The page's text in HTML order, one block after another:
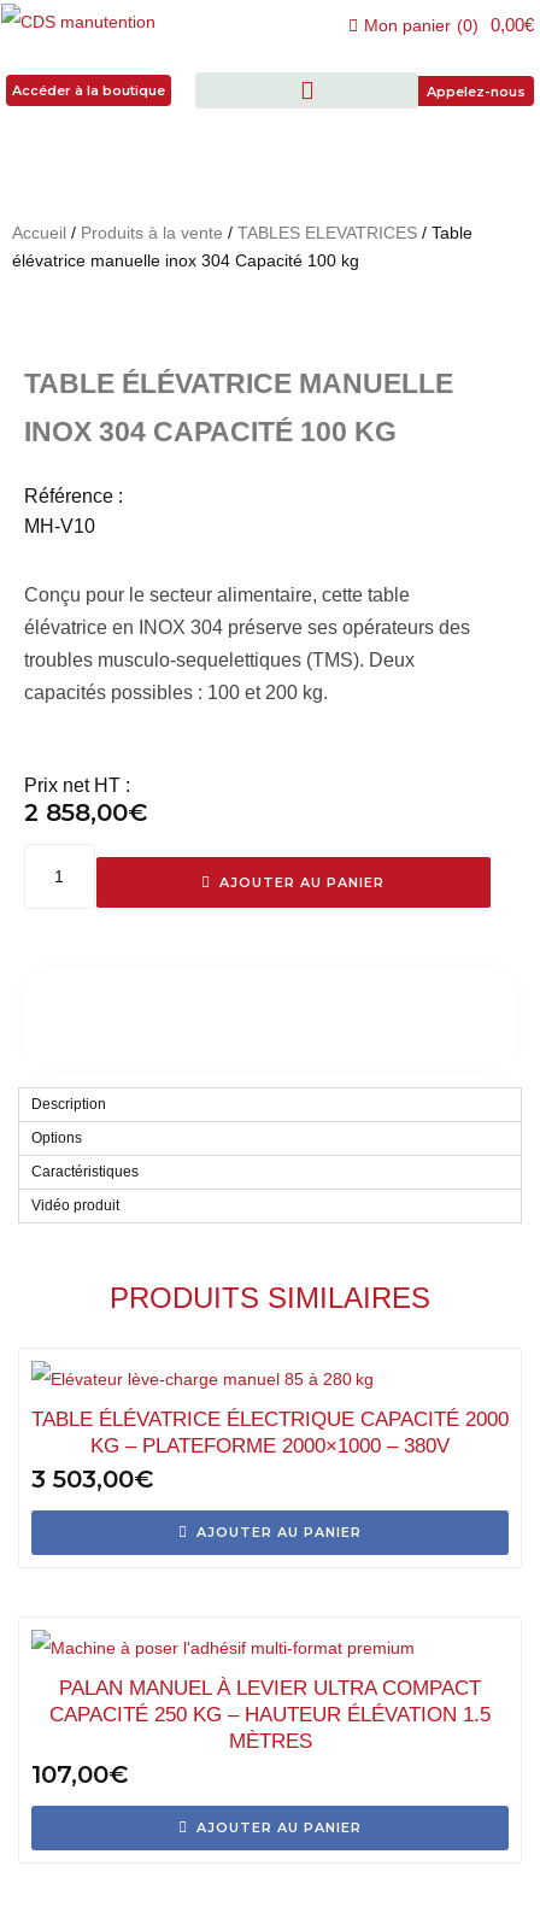
Accéder à la boutique
Mon panier (0) 0,00€
Appelez-nous
Accueil / Produits à la vente / TABLES ELEVATRICES / Table
élévatrice manuelle inox 304 Capacité 100 kg
TABLE ÉLÉVATRICE MANUELLE
INOX 304 CAPACITÉ 100 KG
Référence :
MH-V10
Conçu pour le secteur alimentaire, cette table
élévatrice en INOX 304 préserve ses opérateurs des
troubles musculo-sequelettiques (TMS). Deux
capacités possibles : 100 et 200 kg.
Prix net HT :
2 858,00€
AJOUTER AU PANIER
Description
Options
Caractéristiques
Vidéo produit
PRODUITS SIMILAIRES
TABLE ÉLÉVATRICE ÉLECTRIQUE CAPACITÉ 2000
KG – PLATEFORME 2000×1000 – 380V
3 503,00€
AJOUTER AU PANIER
PALAN MANUEL À LEVIER ULTRA COMPACT
CAPACITÉ 250 KG – HAUTEUR ÉLÉVATION 1.5
MÈTRES
107,00€
AJOUTER AU PANIER